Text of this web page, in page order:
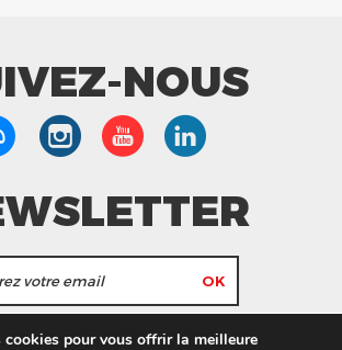
NOUS
de recevoir les actualités et les
cookies pour vous offrir la meilleure